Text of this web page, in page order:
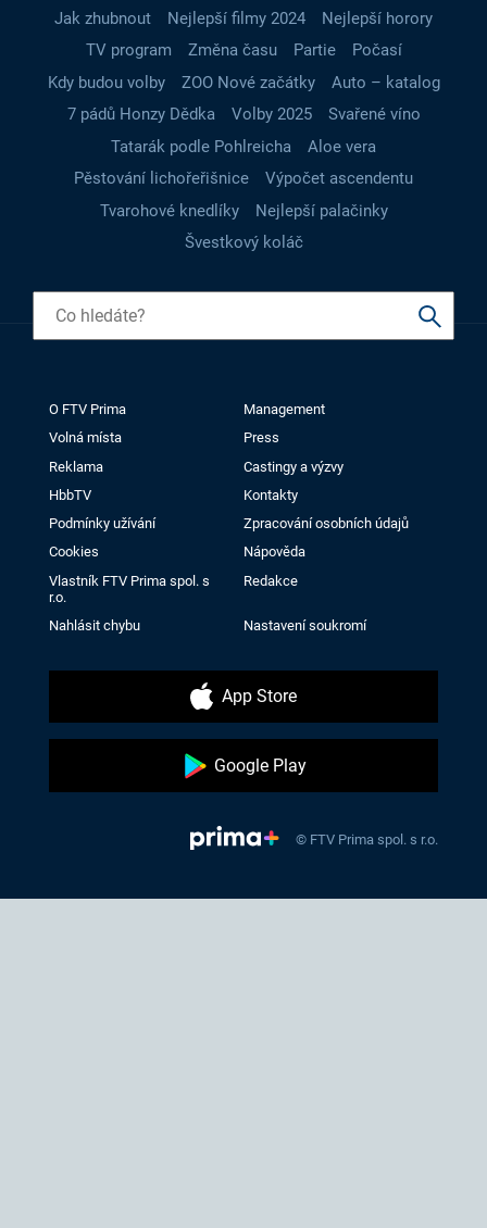
Jak zhubnout Nejlepší filmy 2024
Nejlepší horory
TV program
Změna času Partie
Počasí
Kdy budou volby
ZOO Nové začátky
Auto – katalog
7 pádů Honzy Dědka
Volby 2025
Svařené víno
Tatarák podle Pohlreicha
Aloe vera
Pěstování lichořeřišnice
Výpočet ascendentu
Tvarohové knedlíky
Nejlepší palačinky
Švestkový koláč
O FTV Prima
Management
Volná místa
Press
Reklama
Castingy a výzvy
HbbTV
Kontakty
Podmínky užívání
Zpracování osobních údajů
Cookies
Nápověda
Vlastník FTV Prima spol. s
r.o.
Redakce
Nahlásit chybu Nastavení soukromí
App Store
Google Play
© FTV Prima spol. s r.o.